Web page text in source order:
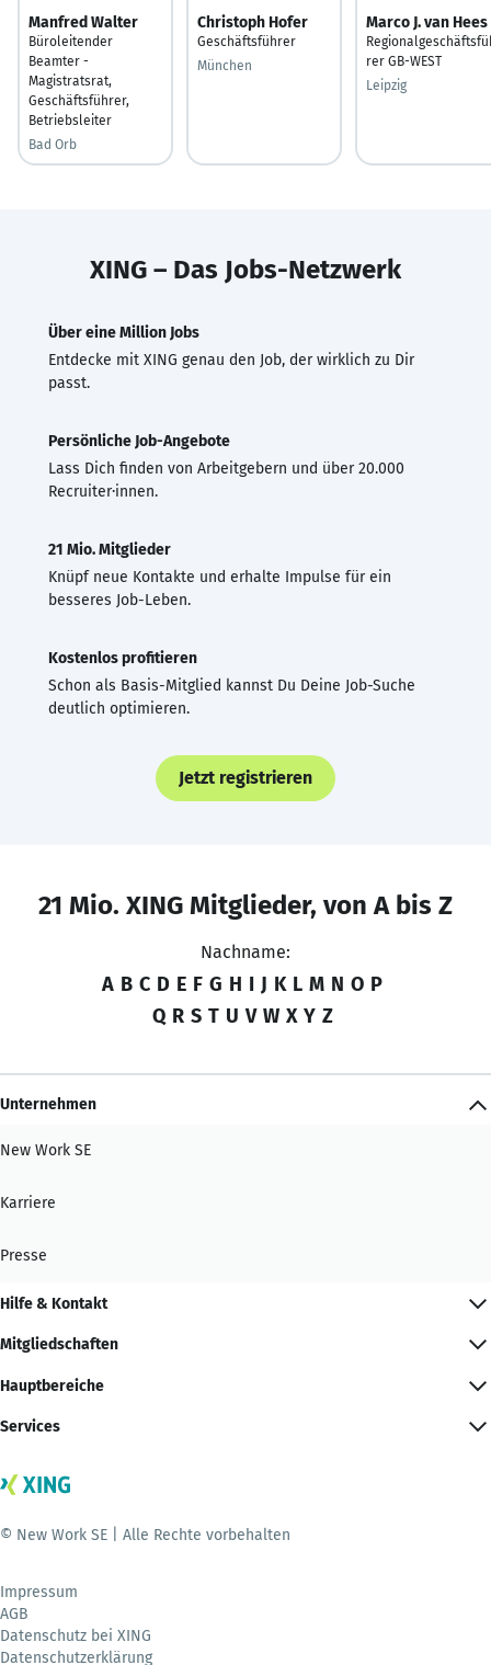
Manfred Walter
Büroleitender
Beamter -
Magistratsrat,
Geschäftsführer,
Betriebsleiter
Bad Orb
Christoph Hofer
Geschäftsführer
München
Marco J. van Hees
rer GB-WEST
Leipzig
XING – Das Jobs-Netzwerk
Über eine Million Jobs
Entdecke mit XING genau den Job, der wirklich zu Dir
passt.
Persönliche Job-Angebote
Lass Dich finden von Arbeitgebern und über 20.000
Recruiter·innen.
21 Mio. Mitglieder
Knüpf neue Kontakte und erhalte Impulse für ein
besseres Job-Leben.
Kostenlos profitieren
Schon als Basis-Mitglied kannst Du Deine Job-Suche
deutlich optimieren.
Jetzt registrieren
21 Mio. XING Mitglieder, von A bis Z
Nachname:
A B C D E F G H I J K L M N O P
Q R S T U V W X Y Z
Unternehmen
New Work SE
Karriere
Presse
Hilfe & Kontakt
Mitgliedschaften
Hauptbereiche
Services
© New Work SE | Alle Rechte vorbehalten
Impressum
AGB
Datenschutz bei XING
Datenschutzerklärung